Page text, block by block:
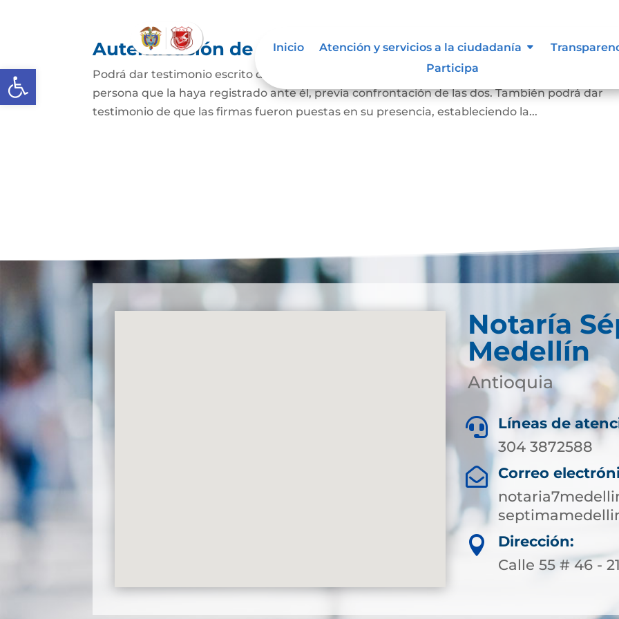
Abrir barra de herramientas
Inicio Atención y servicios a la ciudadanía
Participa
Autenticación de Firma
Podrá dar testimonio escrito de que la firma puesta en un documento corresponde a la de la
persona que la haya registrado ante él, previa confrontación de las dos. También podrá dar
testimonio de que las firmas fueron puestas en su presencia, estableciendo la...
Notaría
Medellín
Antioquia

Líneas de
304 3872588

Correo

Dirección:
Calle 55 # 46 -